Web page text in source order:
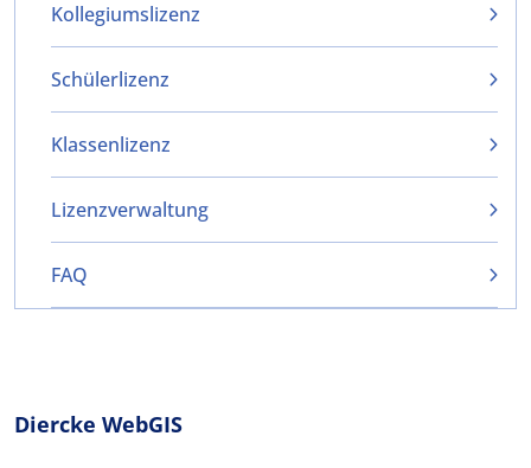
Kollegiumslizenz
Schülerlizenz
Klassenlizenz
Lizenzverwaltung
FAQ
Diercke WebGIS